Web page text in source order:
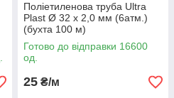
Поліетиленова труба Ultra
Plast Ø 32 х 2,0 мм (6атм.)
(бухта 100 м)
Готово до відправки 16600
од.
25 ₴/м